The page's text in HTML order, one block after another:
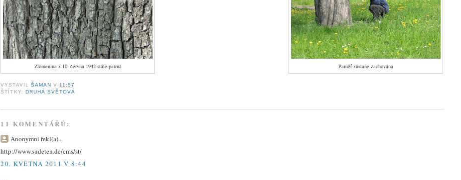
Zlomenina z 10. června 1942 stále patrná Paměť zůstane zachována
VYSTAVIL ŠAMAN V 11:57
ŠTÍTKY:
DRUHÁ SVĚTOVÁ
11 KOMENTÁŘŮ:
Anonymní řekl(a)...
http://www.sudeten.de/cms/st/
20. KVĚTNA 2011 V 8:44